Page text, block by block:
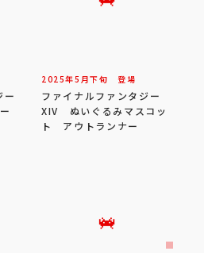
ー
2025年5 月下旬 登場
ファイナルファンタジー
XIV ぬいぐるみマスコッ
ト アウトランナー